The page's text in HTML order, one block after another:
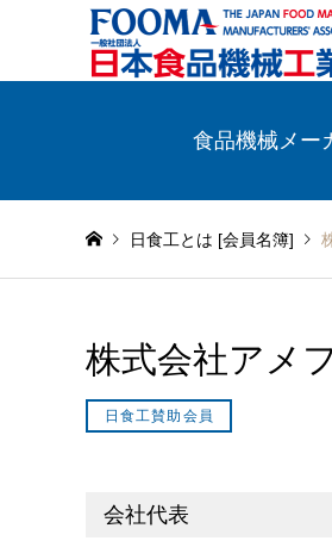
食品機械メー
日食工とは [会員名簿]
株式会社アメ
日食工賛助会員
会社代表